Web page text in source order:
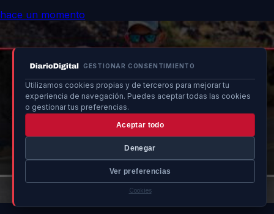
GESTIONAR CONSENTIMIENTO
Utilizamos cookies propias y de terceros para mejorar tu
experiencia de navegación. Puedes aceptar todas las cookies
o gestionar tus preferencias.
Aceptar todo
Denegar
Ver preferencias
Cookies
hace un momento